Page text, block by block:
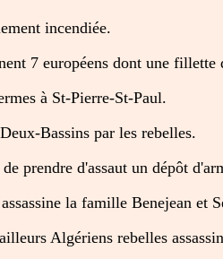
incendiée.
7 européens dont une
à St-Pierre-St-Paul.
Bassins par les rebelles.
prendre d'assaut un dépôt
la famille Benejean et
Algériens rebelles